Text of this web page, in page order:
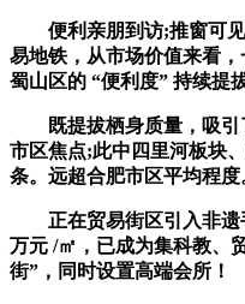
便利亲朋到访;推窗可见
易地铁，从市场价值来看
蜀山区的 “便利度” 持续提
既提拔栖身质量，吸引了
市区焦点;此中四里河板块
条。远超合肥市区平均程度
正在贸易街区引入非遗手
万元 /㎡，已成为集科教、
街”，同时设置高端会所！